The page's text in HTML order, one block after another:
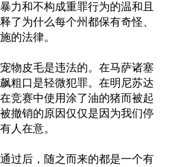
力和不构成重罪行为的温和且
了为什么每个州都保有奇怪、
的法律。
物皮毛是违法的。在马萨诸塞
粗口是轻微犯罪。在明尼苏达
竞赛中使用涂了油的猪而被起
撤销的原因仅仅是因为我们停
人在意。
过后，随之而来的都是一个有